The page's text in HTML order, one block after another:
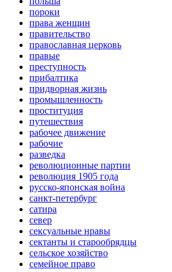
пороки
права женщин
правительство
православная церковь
правые
преступность
прибалтика
придворная жизнь
промышленность
проституция
путешествия
рабочее движение
рабочие
разведка
революционные партии
революция 1905 года
русско-японская война
санкт-петербург
сатира
север
сексуальные нравы
сектанты и старообрядцы
сельское хозяйство
семейное право